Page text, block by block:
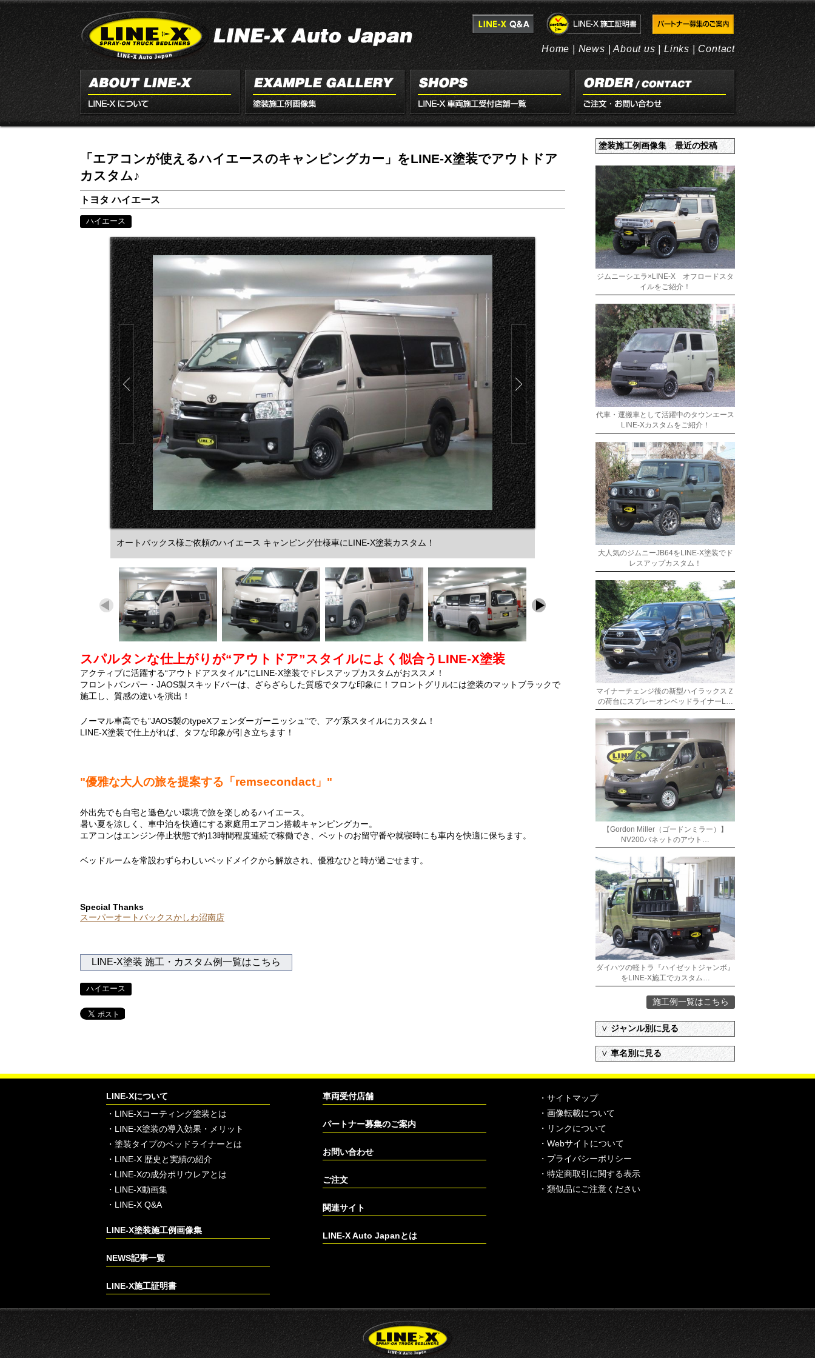
Home |News |About us | Links |Contact
「エアコンが使えるハイエースのキャンピングカー」をLINE-X塗装でアウトドア
カスタム♪
トヨタ ハイエース
ハイエース
オートバックス様ご依頼のハイエース キャンピング仕様車にLINE-X塗装カスタム！
スパルタンな仕上がりが“アウトドア”スタイルによく似合うLINE-X塗装
アクティブに活躍する“アウトドアスタイル”にLINE-X塗装でドレスアップカスタムがおススメ！
フロントバンパー・JAOS製スキッドバーは、ざらざらした質感でタフな印象に！フロントグリルには塗装のマットブラックで
施工し、質感の違いを演出！
ノーマル車高でも”JAOS製のtypeXフェンダーガーニッシュ”で、アゲ系スタイルにカスタム！
LINE-X塗装で仕上がれば、タフな印象が引き立ちます！
"優雅な大人の旅を提案する「remsecondact」"
外出先でも自宅と遜色ない環境で旅を楽しめるハイエース。
暑い夏を涼しく、車中泊を快適にする家庭用エアコン搭載キャンピングカー。
エアコンはエンジン停止状態で約13時間程度連続で稼働でき、ペットのお留守番や就寝時にも車内を快適に保ちます。
ベッドルームを常設わずらわしいベッドメイクから解放され、優雅なひと時が過ごせます。
Special Thanks
スーパーオートバックスかしわ沼南店
LINE-X塗装 施工・カスタム例一覧はこちら
ハイエース
塗装施工例画像集 最近の投稿
ジムニーシエラ×LINE-X オフロードスタ
イルをご紹介！
代車・運搬車として活躍中のタウンエース
LINE-Xカスタムをご紹介！
大人気のジムニーJB64をLINE-X塗装でド
レスアップカスタム！
マイナーチェンジ後の新型ハイラックスＺ
の荷台にスプレーオンベッドライナーL…
【Gordon Miller（ゴードンミラー）】
NV200バネットのアウト…
ダイハツの軽トラ『ハイゼットジャンボ』
をLINE-X施工でカスタム…
施工例一覧はこちら
∨ジャンル別に見る
∨車名別に見る
LINE-Xについて
・ LINE-Xコーティング塗装とは
・ LINE-X塗装の導入効果・メリット
・塗装タイプのベッドライナーとは
・ LINE-X 歴史と実績の紹介
・ LINE-Xの成分ポリウレアとは
・ LINE-X動画集
・ LINE-X Q&A
LINE-X塗装施工例画像集
NEWS記事一覧
LINE-X施工証明書
車両受付店舗
パートナー募集のご案内
お問い合わせ
ご注文
関連サイト
LINE-X Auto Japanとは
・ サイトマップ
・ 画像転載について
・ リンクについて
・ Webサイトについて
・ プライバシーポリシー
・ 特定商取引に関する表示
・ 類似品にご注意ください